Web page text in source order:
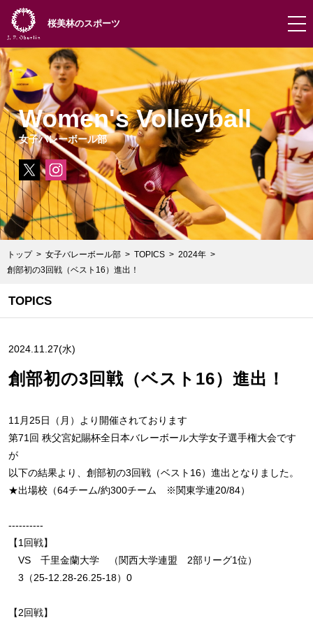
桜美林のスポーツ
Women's Volleyball
女子バレーボール部
トップ 女子バレーボール部 TOPICS
2024年
創部初の3回戦（ベスト16）進出！
TOPICS
2024.11.27(水)
創部初の3回戦（ベスト16）進出！
11月25日（月）より開催されております
第71回 秩父宮妃賜杯全日本バレーボール大学女子選手権大会です
が
以下の結果より、創部初の3回戦（ベスト16）進出となりました。
★出場校（64チーム/約300チーム ※関東学連20/84）
----------
【1回戦】
VS 千里金蘭大学 （関西大学連盟 2部リーグ1位）
3（25-12.28-26.25-18）0
【2回戦】